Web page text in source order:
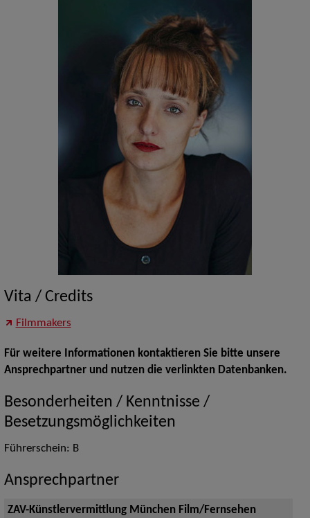
Vita / Credits
Filmmakers
Für weitere Informationen kontaktieren Sie bitte unsere
Ansprechpartner und nutzen die verlinkten Datenbanken.
Besonderheiten / Kenntnisse /
Besetzungsmöglichkeiten
Führerschein: B
Ansprechpartner
ZAV-Künstlervermittlung München Film/Fernsehen